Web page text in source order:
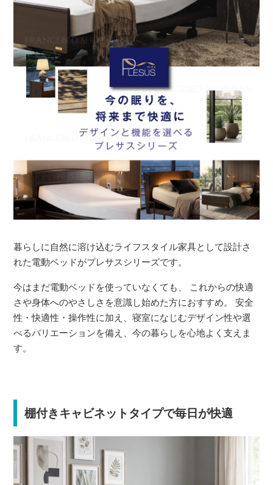
暮らしに自然に溶け込むライフスタイル家具として設計さ
れた電動ベッドがプレサスシリーズです。
今はまだ電動ベッドを使っていなくても、 これからの快適
さや身体へのやさしさを意識し始めた方におすすめ。 安全
性・快適性・操作性に加え、寝室になじむデザイン性や選
べるバリエーションを備え、今の暮らしを心地よく支えま
す。
棚付きキャビネットタイプで毎日が快適